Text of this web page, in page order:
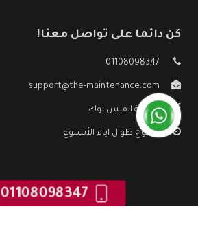
كن دائما على تواصل معنا!
01108098347
support@the-maintenance.com
صفحة الفيس بوك
مفتوح طوال ايام الأسبوع
01108098347